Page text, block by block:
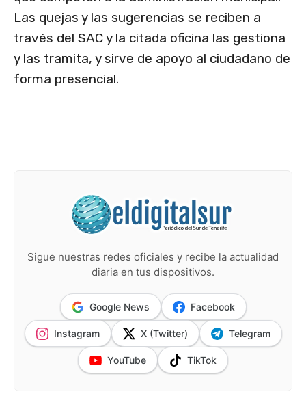
Las quejas y las sugerencias se reciben a
través del SAC y la citada oficina las gestiona
y las tramita, y sirve de apoyo al ciudadano de
forma presencial.
Sigue nuestras redes oficiales y recibe la actualidad
diaria en tus dispositivos.
Google News Facebook
Instagram X (Twitter) Telegram
YouTube TikTok